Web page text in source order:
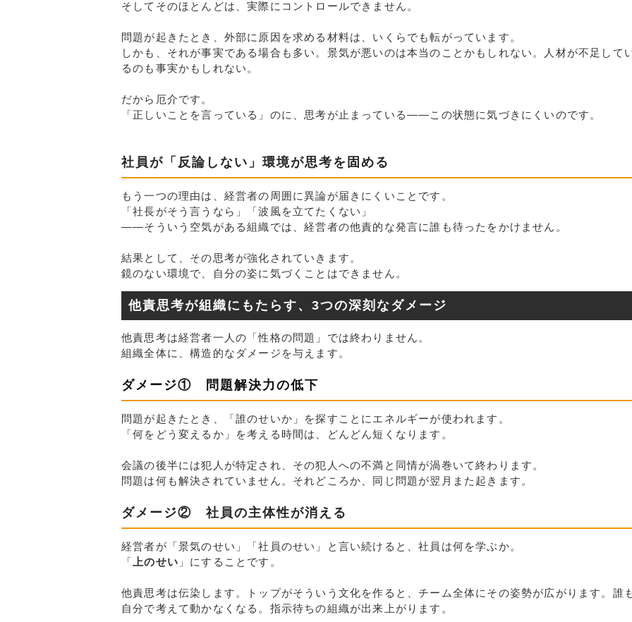
そしてそのほとんどは、実際にコントロールできません。
問題が起きたとき、外部に原因を求める材料は、いくらでも転がっています。
しかも、それが事実である場合も多い。景気が悪いのは本当のことかもしれない。人材が不足して
るのも事実かもしれない。
だから厄介です。
「正しいことを言っている」のに、思考が止まっている——この状態に気づきにくいのです。
社員が「反論しない」環境が思考を固める
もう一つの理由は、経営者の周囲に異論が届きにくいことです。
「社長がそう言うなら」「波風を立てたくない」
——そういう空気がある組織では、経営者の他責的な発言に誰も待ったをかけません。
結果として、その思考が強化されていきます。
鏡のない環境で、自分の姿に気づくことはできません。
他責思考が組織にもたらす、3つの深刻なダメージ
他責思考は経営者一人の「性格の問題」では終わりません。
組織全体に、構造的なダメージを与えます。
ダメージ①　問題解決力の低下
問題が起きたとき、「誰のせいか」を探すことにエネルギーが使われます。
「何をどう変えるか」を考える時間は、どんどん短くなります。
会議の後半には犯人が特定され、その犯人への不満と同情が渦巻いて終わります。
問題は何も解決されていません。それどころか、同じ問題が翌月また起きます。
ダメージ②　社員の主体性が消える
経営者が「景気のせい」「社員のせい」と言い続けると、社員は何を学ぶか。
「 上のせい 」にすることです。
他責思考は伝染します。トップがそういう文化を作ると、チーム全体にその姿勢が広がります。誰
自分で考えて動かなくなる。指示待ちの組織が出来上がります。